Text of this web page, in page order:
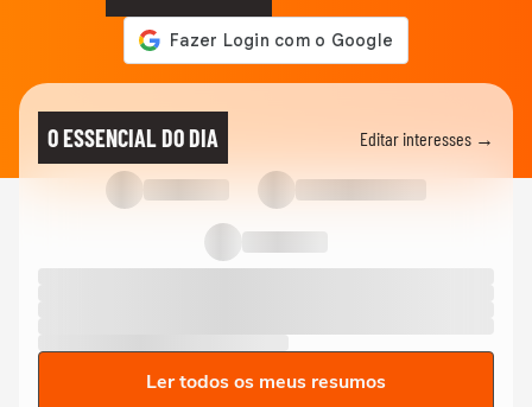
O ESSENCIAL DO DIA Editar interesses →
Ler todos os meus resumos